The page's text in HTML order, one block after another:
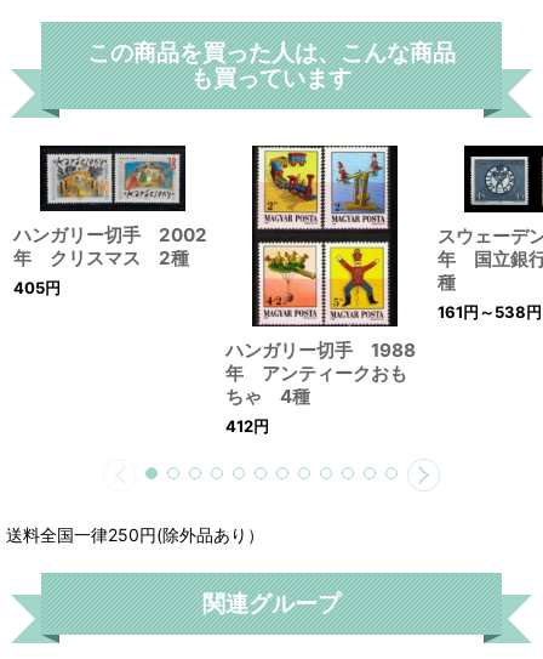
この商品を買った人は、こんな商品
も買っています
ハンガリー切手 2002
年 クリスマス 2種
405円
ハンガリー切手 1988
年 アンティークおも
ちゃ 4種
412円
スウェーデ
年 国立銀
種
161円～538円
送料全国一律250円(除外品あり）
関連グループ